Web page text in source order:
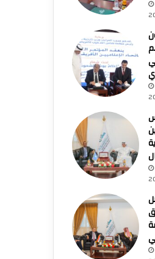
الخميس 23 صفر 1448AH 6-8-2026AD
الإسلامي تُدين
المتواصلة في